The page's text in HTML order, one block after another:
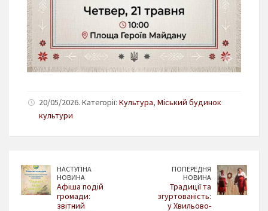
20/05/2026. Категорії: Культура, Міський будинок
культури
НАСТУПНА
НОВИНА
Афіша подій
громади:
звітний
ПОПЕРЕДНЯ
НОВИНА
Традиції та
згуртованість:
у Хвильово-